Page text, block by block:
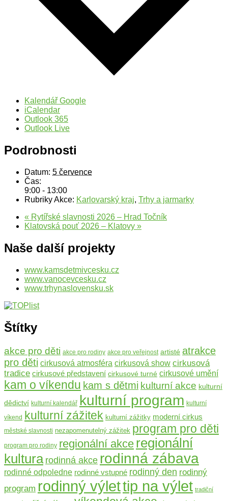
Kalendář Google
iCalendar
Outlook 365
Outlook Live
Podrobnosti
Datum: 5 července
Čas:
9:00 - 13:00
Rubriky Akce: Karlovarský kraj, Trhy a jarmarky
« Rytířské slavnosti 2026 – Hrad Točník
Klatovská pouť 2026 – Klatovy »
Naše další projekty
www.kamsdetmivcesku.cz
www.vanocevcesku.cz
www.trhynaslovensku.sk
Štítky
akce pro děti akce pro rodiny akce pro veřejnost artisté atrakce
pro děti cirkusová atmosféra cirkusová show cirkusová
tradice cirkusové představení cirkusové turné cirkusové umění
kam o víkendu kam s dětmi kulturní akce kulturní
dědictví kulturní kalendář kulturní program kulturní
víkend kulturní zážitek kulturní zážitky moderní cirkus
městské slavnosti nezapomenutelný zážitek program pro děti
program pro rodiny regionální akce regionální
kultura rodinná akce rodinná zábava
rodinné odpoledne rodinné vstupné rodinný den rodinný
program rodinný výlettip na výlet tradiční